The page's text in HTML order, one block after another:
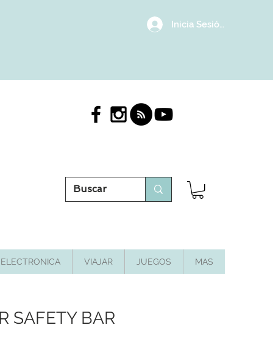
Inicia Sesión/
ELECTRONICA VIAJAR JUEGOS MAS
SAFETY BAR